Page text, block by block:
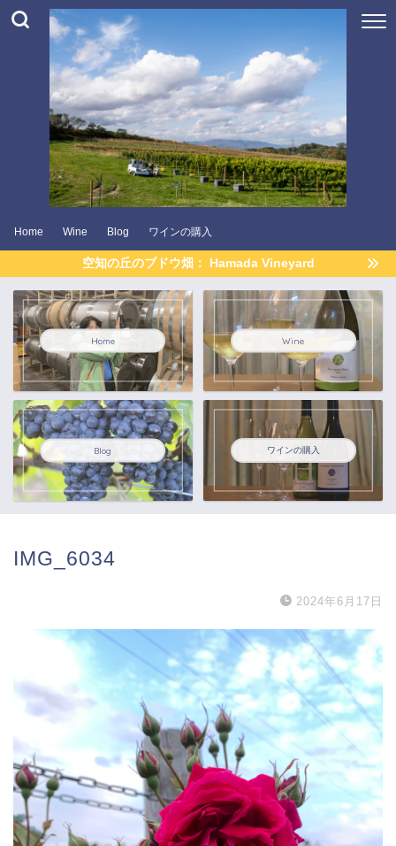
Home Wine Blog ワインの購入
空知の丘のブドウ畑： Hamada Vineyard
Home Wine
Blog ワインの購入
IMG_6034
2024年6月17日